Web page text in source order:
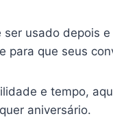
usado depois
para que seus
e tempo,
aniversário.